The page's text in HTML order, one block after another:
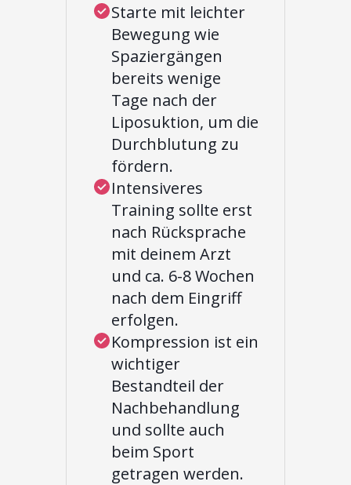
Starte mit leichter
Bewegung wie
Spaziergängen
bereits wenige
Tage nach der
Liposuktion, um die
Durchblutung zu
fördern.
Intensiveres
Training sollte erst
nach Rücksprache
mit deinem Arzt
und ca. 6-8 Wochen
nach dem Eingriff
erfolgen.
Kompression ist ein
wichtiger
Bestandteil der
Nachbehandlung
und sollte auch
beim Sport
getragen werden.